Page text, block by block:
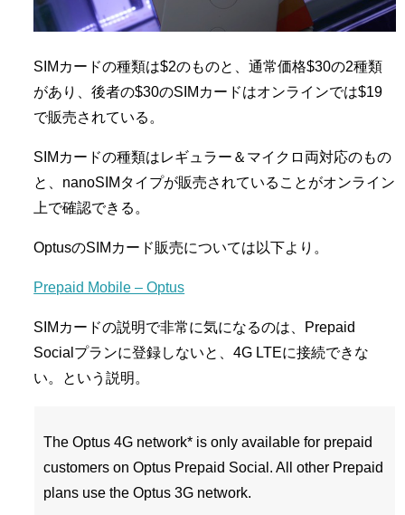
SIMカードの種類は$2のものと、通常価格$30の2種類
があり、後者の$30のSIMカードはオンラインでは$19
で販売されている。
SIMカードの種類はレギュラー＆マイクロ両対応のもの
と、nanoSIMタイプが販売されていることがオンライン
上で確認できる。
OptusのSIMカード販売については以下より。
Prepaid Mobile – Optus
SIMカードの説明で非常に気になるのは、Prepaid
Socialプランに登録しないと、4G LTEに接続できな
い。という説明。
The Optus 4G network* is only available for prepaid
customers on Optus Prepaid Social. All other Prepaid
plans use the Optus 3G network.